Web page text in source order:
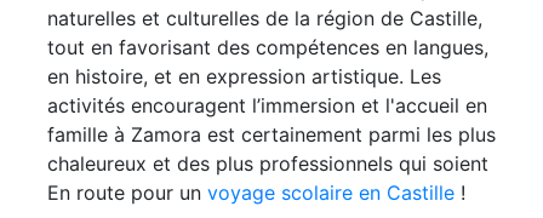
naturelles et culturelles de la région de Castille,
tout en favorisant des compétences en langues,
en histoire, et en expression artistique. Les
activités encouragent l’immersion et l'accueil en
famille à Zamora est certainement parmi les plus
chaleureux et des plus professionnels qui soient
En route pour un voyage scolaire en Castille !